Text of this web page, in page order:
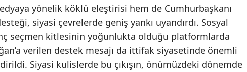
Kütahya
Malatya
yönelik köklü eleştirisi hem de Cumhurbaşkanı
siyasi çevrelerde geniş yankı uyandırdı. Sosyal
seçmen kitlesinin yoğunlukta olduğu platformlarda
verilen destek mesajı da ittifak siyasetinde önemli
Siyasi kulislerde bu çıkışın, önümüzdeki dönemde